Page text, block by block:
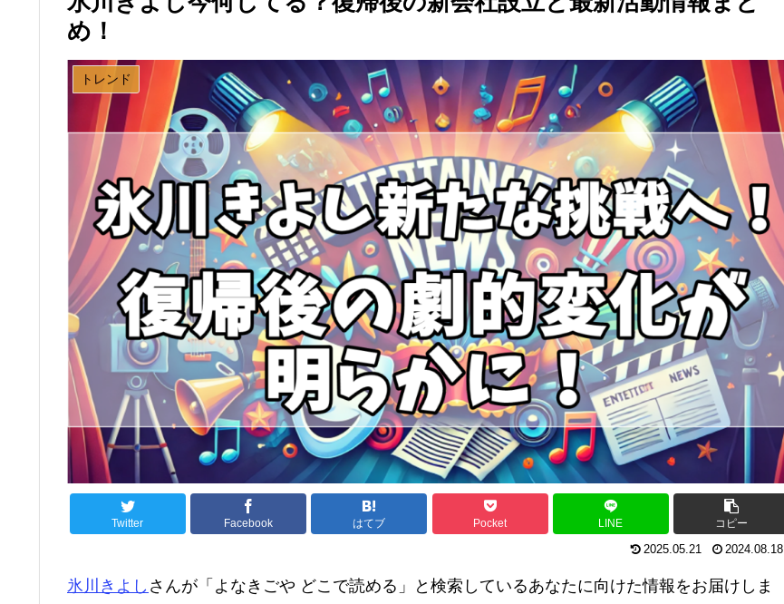
め！
トレンド
Twitter Facebook はてブ Pocket LINE コピー
2025.05.21 2024.08.18
氷川きよし さんが「よなきごや どこで読める」と検索しているあなたに向けた情報をお届けしま